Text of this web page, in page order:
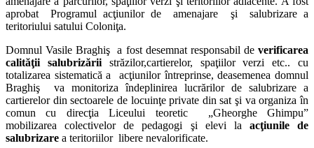
aprobat Programul acţiunilor de amenajare şi salubrizare a
teritoriului satului Coloniţa.
Domnul Vasile Braghiş a fost desemnat responsabil de verificarea
calităţii salubrizăriistrăzilor,cartierelor, spaţiilor verzi etc.. cu
totalizarea sistematică a acţiunilor întreprinse, deasemenea domnul
Braghiş va monitoriza îndeplinirea lucrărilor de salubrizare a
cartierelor din sectoarele de locuinţe private din sat şi va organiza în
comun cu direcţia Liceului teoretic „Gheorghe Ghimpu”
mobilizarea colectivelor de pedagogi şi elevi la acţiunile de
salubrizare a teritoriilor libere nevalorificate.